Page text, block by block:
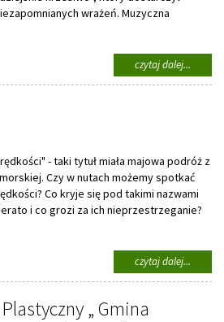
wrażeń. Muzyczna
czytaj dalej...
temat:
Płocku
- taki tytuł miała majowa podróż z
Czy w nutach możemy spotkać
Co kryje się pod takimi nazwami
i co grozi za ich nieprzestrzeganie?
czytaj dalej...
temat:
„ Gmina